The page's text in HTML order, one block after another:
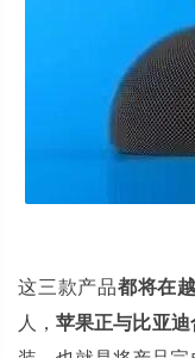
这三款产品都将在
人，苹果正与比亚迪